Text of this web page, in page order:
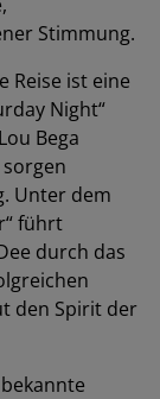
Stimmung.
Reise ist eine
Night“
Bega
Unter dem
führt
durch das
den Spirit der